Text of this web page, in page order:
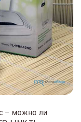
– можно ли